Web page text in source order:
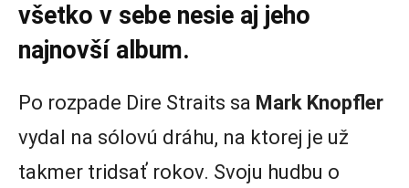
všetko v sebe nesie aj jeho
najnovší album.
Po rozpade Dire Straits sa Mark Knopfler
vydal na sólovú dráhu, na ktorej je už
takmer tridsať rokov. Svoju hudbu o